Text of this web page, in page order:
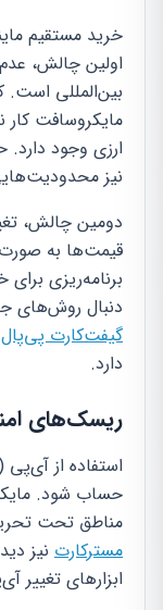
خرید مستقیم
اولین چالش،
بین‌المللی
مایکروسافت
ارزی وجود
نیز
قیمت‌ها به
برنامه‌ریزی
دنبال روش‌های
گیفت‌کارت پی‌پال
دارد.
ریسک‌های
حساب شود.
مناطق تحت
مسترکارت نیز
ابزارهای تغییر